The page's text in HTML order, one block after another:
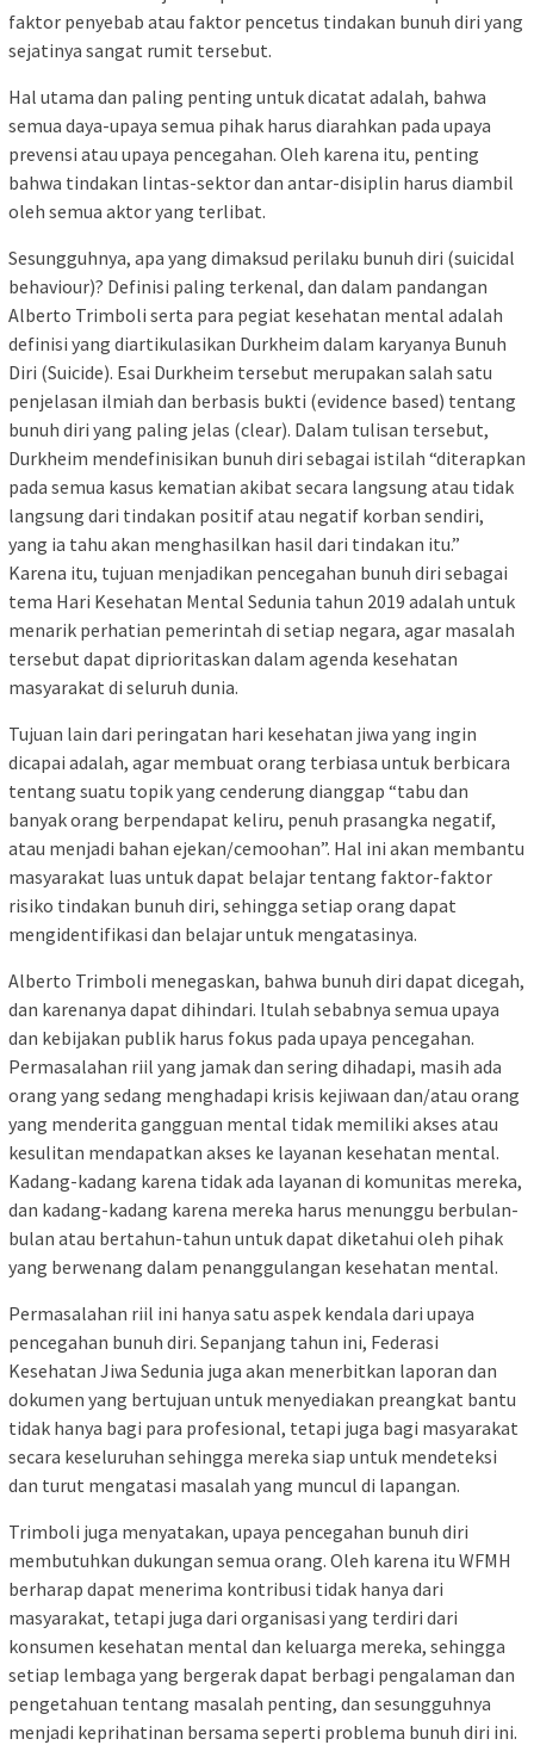
faktor penyebab atau faktor pencetus tindakan bunuh diri yang
sejatinya sangat rumit tersebut.
Hal utama dan paling penting untuk dicatat adalah, bahwa
semua daya-upaya semua pihak harus diarahkan pada upaya
prevensi atau upaya pencegahan. Oleh karena itu, penting
bahwa tindakan lintas-sektor dan antar-disiplin harus diambil
oleh semua aktor yang terlibat.
Sesungguhnya, apa yang dimaksud perilaku bunuh diri (suicidal
behaviour)? Definisi paling terkenal, dan dalam pandangan
Alberto Trimboli serta para pegiat kesehatan mental adalah
definisi yang diartikulasikan Durkheim dalam karyanya Bunuh
Diri (Suicide). Esai Durkheim tersebut merupakan salah satu
penjelasan ilmiah dan berbasis bukti (evidence based) tentang
bunuh diri yang paling jelas (clear). Dalam tulisan tersebut,
Durkheim mendefinisikan bunuh diri sebagai istilah “diterapkan
pada semua kasus kematian akibat secara langsung atau tidak
langsung dari tindakan positif atau negatif korban sendiri,
yang ia tahu akan menghasilkan hasil dari tindakan itu.”
Karena itu, tujuan menjadikan pencegahan bunuh diri sebagai
tema Hari Kesehatan Mental Sedunia tahun 2019 adalah untuk
menarik perhatian pemerintah di setiap negara, agar masalah
tersebut dapat diprioritaskan dalam agenda kesehatan
masyarakat di seluruh dunia.
Tujuan lain dari peringatan hari kesehatan jiwa yang ingin
dicapai adalah, agar membuat orang terbiasa untuk berbicara
tentang suatu topik yang cenderung dianggap “tabu dan
banyak orang berpendapat keliru, penuh prasangka negatif,
atau menjadi bahan ejekan/cemoohan”. Hal ini akan membantu
masyarakat luas untuk dapat belajar tentang faktor-faktor
risiko tindakan bunuh diri, sehingga setiap orang dapat
mengidentifikasi dan belajar untuk mengatasinya.
Alberto Trimboli menegaskan, bahwa bunuh diri dapat dicegah,
dan karenanya dapat dihindari. Itulah sebabnya semua upaya
dan kebijakan publik harus fokus pada upaya pencegahan.
Permasalahan riil yang jamak dan sering dihadapi, masih ada
orang yang sedang menghadapi krisis kejiwaan dan/atau orang
yang menderita gangguan mental tidak memiliki akses atau
kesulitan mendapatkan akses ke layanan kesehatan mental.
Kadang-kadang karena tidak ada layanan di komunitas mereka,
dan kadang-kadang karena mereka harus menunggu berbulan-
bulan atau bertahun-tahun untuk dapat diketahui oleh pihak
yang berwenang dalam penanggulangan kesehatan mental.
Permasalahan riil ini hanya satu aspek kendala dari upaya
pencegahan bunuh diri. Sepanjang tahun ini, Federasi
Kesehatan Jiwa Sedunia juga akan menerbitkan laporan dan
dokumen yang bertujuan untuk menyediakan preangkat bantu
tidak hanya bagi para profesional, tetapi juga bagi masyarakat
secara keseluruhan sehingga mereka siap untuk mendeteksi
dan turut mengatasi masalah yang muncul di lapangan.
Trimboli juga menyatakan, upaya pencegahan bunuh diri
membutuhkan dukungan semua orang. Oleh karena itu WFMH
berharap dapat menerima kontribusi tidak hanya dari
masyarakat, tetapi juga dari organisasi yang terdiri dari
konsumen kesehatan mental dan keluarga mereka, sehingga
setiap lembaga yang bergerak dapat berbagi pengalaman dan
pengetahuan tentang masalah penting, dan sesungguhnya
menjadi keprihatinan bersama seperti problema bunuh diri ini.